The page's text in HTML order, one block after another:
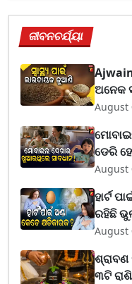
ଜୀବନଚର୍ଯ୍ୟା
ଅନେକ
August
ଡେରି
August
ହାର୍ଟ
ରହିଛି
August
୩ଟି